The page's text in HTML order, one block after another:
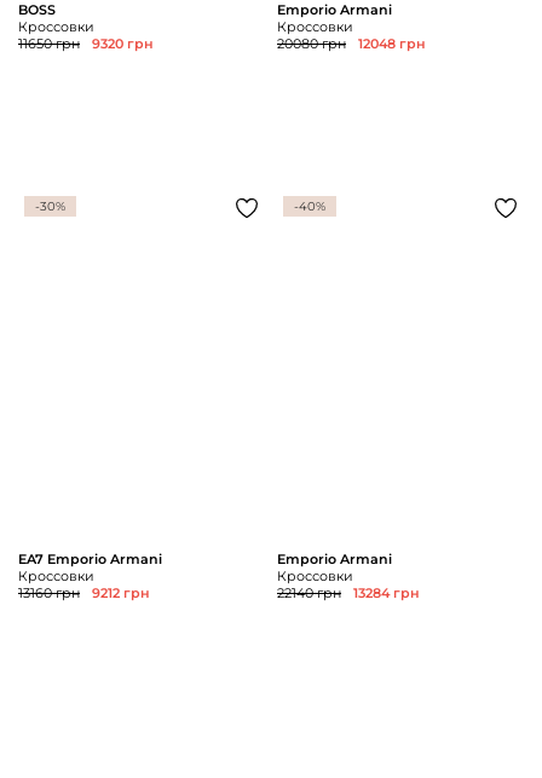
BOSS
Кроссовки
11650 грн
9320 грн
Emporio Armani
Кроссовки
20080 грн
12048 грн
-30%
EA7 Emporio Armani
Кроссовки
13160 грн
9212 грн
-40%
Emporio Armani
Кроссовки
22140 грн
13284 грн